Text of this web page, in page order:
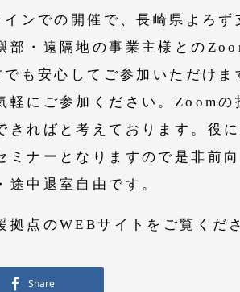
ンでの開催で、長崎県よろず
部・遠隔地の事業主様との
も安心してご参加いただけま
軽にご参加ください。Zoomの
きればと考えております。役
ミナーとなりますので是非前
途中退室自由です。
拠点のWEBサイトをご覧くだ
Share